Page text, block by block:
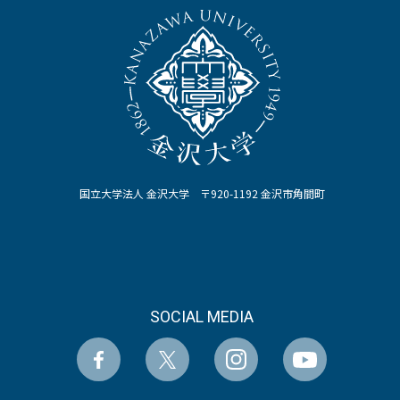
国立大学法人 金沢大学 〒920-1192 金沢市角間町
SOCIAL MEDIA